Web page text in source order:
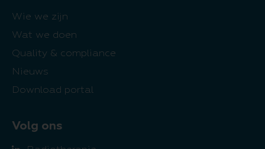
Wie we zijn
Wat we doen
Quality & compliance
Nieuws
Download portal
Volg ons